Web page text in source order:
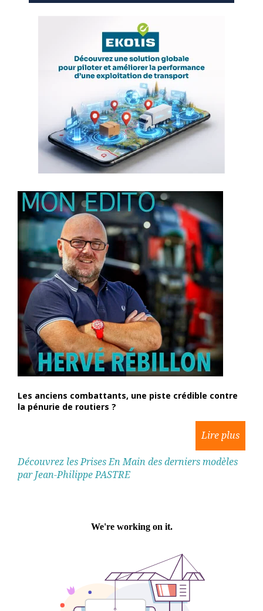
Les anciens combattants, une piste crédible contre
la pénurie de routiers ?
Découvrez les Prises En Main des derniers modèles
par Jean-Philippe PASTRE